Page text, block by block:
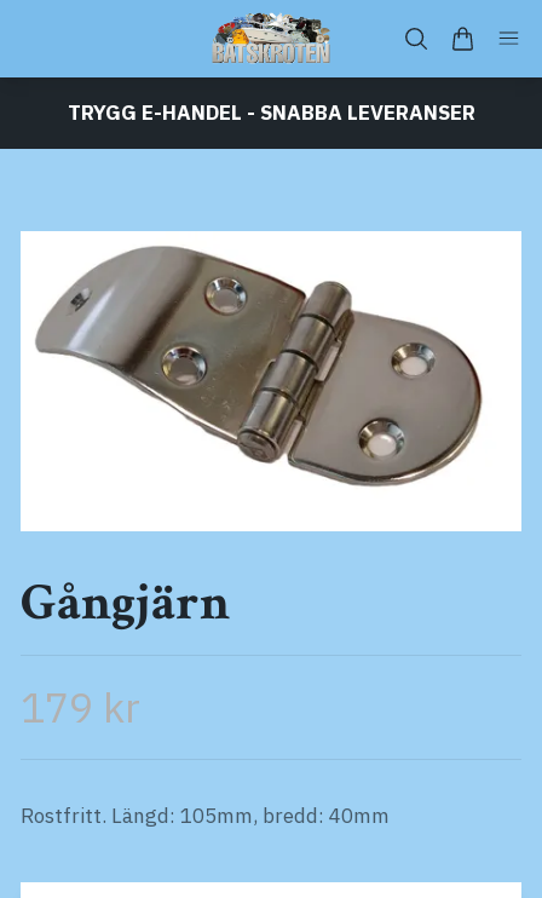
TRYGG E-HANDEL - SNABBA LEVERANSER
Gångjärn
179 kr
Rostfritt. Längd: 105mm, bredd: 40mm